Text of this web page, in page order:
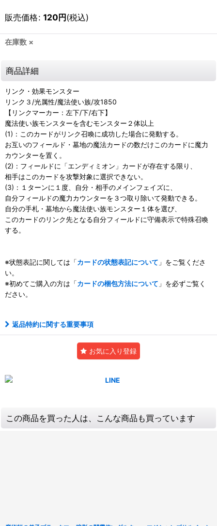
販売価格: 120円(税込)
在庫数 ×
商品詳細
リンク・効果モンスター
リンク３/光属性/魔法使い族/攻1850
【リンクマーカー：左下/下/右下】
魔法使い族モンスターを含むモンスター２体以上
(1)：このカードがリンク召喚に成功した場合に発動する。
お互いのフィールド・墓地の魔法カードの数だけこのカードに魔力
カウンターを置く。
(2)：フィールドに「エンディミオン」カードが存在する限り、
相手はこのカードを攻撃対象に選択できない。
(3)：１ターンに１度、自分・相手のメインフェイズに、
自分フィールドの魔力カウンターを３つ取り除いて発動できる。
自分の手札・墓地から魔法使い族モンスター１体を選び、
このカードのリンク先となる自分フィールドに守備表示で特殊召喚
する。
※状態表記に関しては「カードの状態表記について 」をご覧くださ
い。
※初めてご購入の方は「カードの梱包方法について 」を必ずご覧く
ださい。
返品特約に関する重要事項
お気に入り登録
この商品を買った人は、こんな商品も買っています